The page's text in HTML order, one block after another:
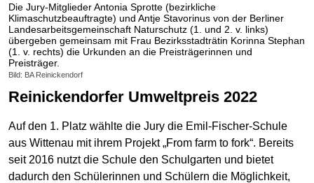
Die Jury-Mitglieder Antonia Sprotte (bezirkliche
Klimaschutzbeauftragte) und Antje Stavorinus von der Berliner
Landesarbeitsgemeinschaft Naturschutz (1. und 2. v. links)
übergeben gemeinsam mit Frau Bezirksstadträtin Korinna Stephan
(1. v. rechts) die Urkunden an die Preisträgerinnen und
Preisträger.
Bild: BA Reinickendorf
Reinickendorfer Umweltpreis 2022
Auf den 1. Platz wählte die Jury die Emil-Fischer-Schule
aus Wittenau mit ihrem Projekt „From farm to fork“. Bereits
seit 2016 nutzt die Schule den Schulgarten und bietet
dadurch den Schülerinnen und Schülern die Möglichkeit,